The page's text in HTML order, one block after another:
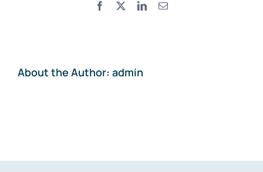
Facebook LinkedInEmail
About the Author: admin